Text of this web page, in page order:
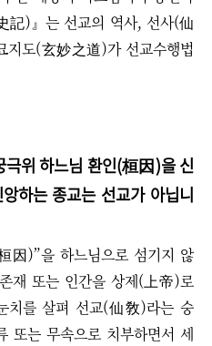
記)』는 선교의 역사, 선사(仙
지도(玄妙之道)가 선교수행법
위 하느님 환인(桓因)을 신
하는 종교는 선교가 아닙니
因)”을 하느님으로 섬기지 않
재 또는 인간을 상제(上帝)로
치를 살펴 선교(仙敎)라는 숭
또는 무속으로 치부하면서 세